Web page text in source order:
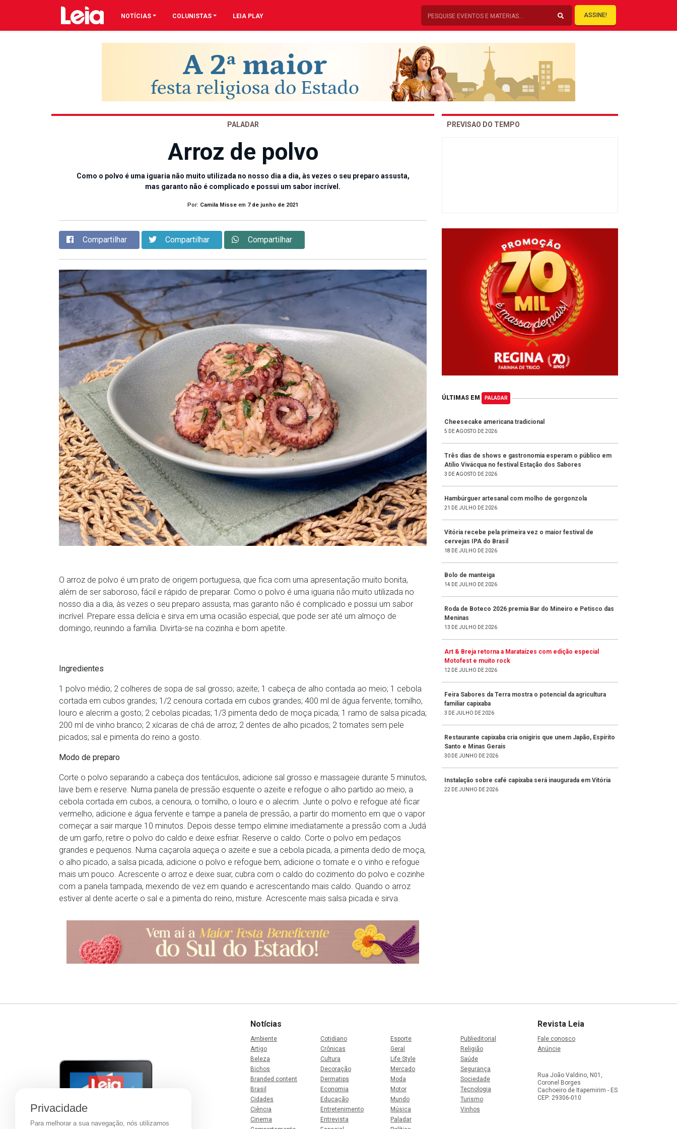
NOTÍCIAS COLUNISTAS LEIA PLAY ASSINE!
PALADAR
Arroz de polvo
Como o polvo é uma iguaria não muito utilizada no nosso dia a dia, às vezes o seu preparo assusta,
mas garanto não é complicado e possui um sabor incrível.
Por: Camila Misse em 7 de junho de 2021
Compartilhar Compartilhar Compartilhar
O arroz de polvo é um prato de origem portuguesa, que fica com uma apresentação muito bonita,
além de ser saboroso, fácil e rápido de preparar. Como o polvo é uma iguaria não muito utilizada no
nosso dia a dia, às vezes o seu preparo assusta, mas garanto não é complicado e possui um sabor
incrível. Prepare essa delícia e sirva em uma ocasião especial, que pode ser até um almoço de
domingo, reunindo a família. Divirta-se na cozinha e bom apetite.
Ingredientes
1 polvo médio; 2 colheres de sopa de sal grosso; azeite; 1 cabeça de alho contada ao meio; 1 cebola
cortada em cubos grandes; 1/2 cenoura cortada em cubos grandes; 400 ml de água fervente; tomilho,
louro e alecrim a gosto; 2 cebolas picadas; 1/3 pimenta dedo de moça picada; 1 ramo de salsa picada;
200 ml de vinho branco; 2 xícaras de chá de arroz; 2 dentes de alho picados; 2 tomates sem pele
picados; sal e pimenta do reino a gosto.
Modo de preparo
Corte o polvo separando a cabeça dos tentáculos, adicione sal grosso e massageie durante 5 minutos,
lave bem e reserve. Numa panela de pressão esquente o azeite e refogue o alho partido ao meio, a
cebola cortada em cubos, a cenoura, o tomilho, o louro e o alecrim. Junte o polvo e refogue até ficar
vermelho, adicione e água fervente e tampe a panela de pressão, a partir do momento em que o vapor
começar a sair marque 10 minutos. Depois desse tempo elimine imediatamente a pressão com a Judá
de um garfo, retire o polvo do caldo e deixe esfriar. Reserve o caldo. Corte o polvo em pedaços
grandes e pequenos. Numa caçarola aqueça o azeite e sue a cebola picada, a pimenta dedo de moça,
o alho picado, a salsa picada, adicione o polvo e refogue bem, adicione o tomate e o vinho e refogue
mais um pouco. Acrescente o arroz e deixe suar, cubra com o caldo do cozimento do polvo e cozinhe
com a panela tampada, mexendo de vez em quando e acrescentando mais caldo. Quando o arroz
estiver al dente acerte o sal e a pimenta do reino, misture. Acrescente mais salsa picada e sirva.
PREVISAO DO TEMPO
ÚLTIMAS EM PALADAR
Cheesecake americana tradicional
5 DE AGOSTO DE 2026
Três dias de shows e gastronomia esperam o público em
Atílio Vivácqua no festival Estação dos Sabores
3 DE AGOSTO DE 2026
Hambúrguer artesanal com molho de gorgonzola
21 DE JULHO DE 2026
Vitória recebe pela primeira vez o maior festival de
cervejas IPA do Brasil
18 DE JULHO DE 2026
Bolo de manteiga
14 DE JULHO DE 2026
Roda de Boteco 2026 premia Bar do Mineiro e Petisco das
Meninas
13 DE JULHO DE 2026
Art & Breja retorna a Marataízes com edição especial
Motofest e muito rock
12 DE JULHO DE 2026
Feira Sabores da Terra mostra o potencial da agricultura
familiar capixaba
3 DE JULHO DE 2026
Restaurante capixaba cria onigiris que unem Japão, Espírito
Santo e Minas Gerais
30 DE JUNHO DE 2026
Instalação sobre café capixaba será inaugurada em Vitória
22 DE JUNHO DE 2026
Notícias
Ambiente
Artigo
Beleza
Bichos
Branded content
Brasil
Cidades
Ciência
Cinema
Cotidiano
Crônicas
Cultura
Decoração
Dermatips
Economia
Educação
Entretenimento
Entrevista
Esporte
Geral
Life Style
Mercado
Moda
Motor
Mundo
Música
Paladar
Publieditorial
Religião
Saúde
Segurança
Sociedade
Tecnologia
Turismo
Vinhos
Revista Leia
Fale conosco
Anúncie
Rua João Valdino, N01,
Coronel Borges
Cachoeiro de Itapemirim - ES
CEP: 29306-010
Privacidade
Para melhorar a sua navegação, nós utilizamos